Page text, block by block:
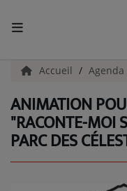
ACCUEIL
Actualités
INFOS - ALLIER
Accueil Agenda
ANIMATION
"RACONTE-MOI
PARC DES